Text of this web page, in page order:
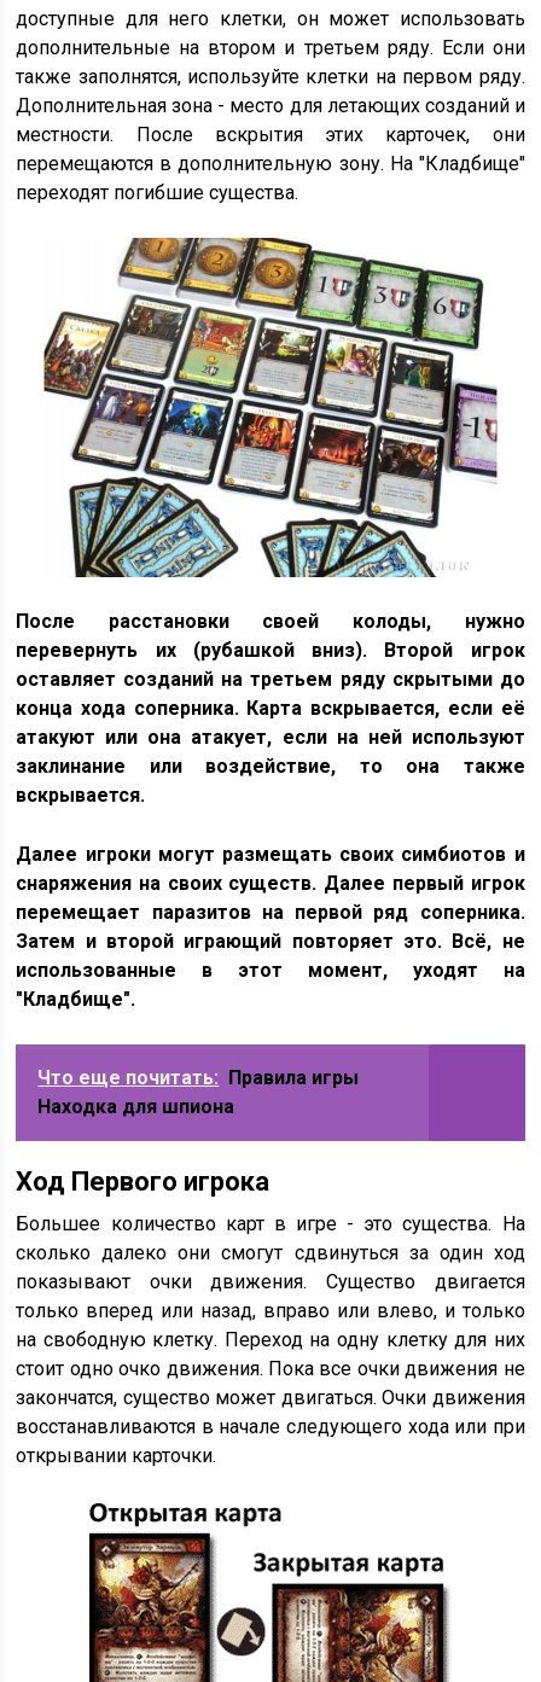
доступные для него клетки, он может использовать
дополнительные на втором и третьем ряду. Если они
также заполнятся, используйте клетки на первом ряду.
Дополнительная зона - место для летающих созданий и
местности. После вскрытия этих карточек, они
перемещаются в дополнительную зону. На "Кладбище"
переходят погибшие существа.
После расстановки своей колоды, нужно
перевернуть их (рубашкой вниз). Второй игрок
оставляет созданий на третьем ряду скрытыми до
конца хода соперника. Карта вскрывается, если её
атакуют или она атакует, если на ней используют
заклинание или воздействие, то она также
вскрывается.
Далее игроки могут размещать своих симбиотов и
снаряжения на своих существ. Далее первый игрок
перемещает паразитов на первой ряд соперника.
Затем и второй играющий повторяет это. Всё, не
использованные в этот момент, уходят на
"Кладбище".
Что еще почитать: Правила игры
Находка для шпиона
Ход Первого игрока
Большее количество карт в игре - это существа. На
сколько далеко они смогут сдвинуться за один ход
показывают очки движения. Существо двигается
только вперед или назад, вправо или влево, и только
на свободную клетку. Переход на одну клетку для них
стоит одно очко движения. Пока все очки движения не
закончатся, существо может двигаться. Очки движения
восстанавливаются в начале следующего хода или при
открывании карточки.